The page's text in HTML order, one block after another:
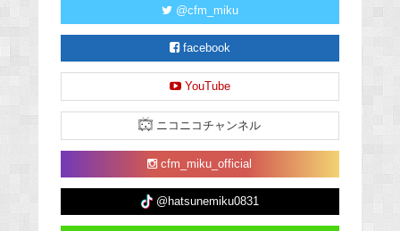
@cfm_miku
facebook
YouTube
ニコニコチャンネル
cfm_miku_official
@hatsunemiku0831